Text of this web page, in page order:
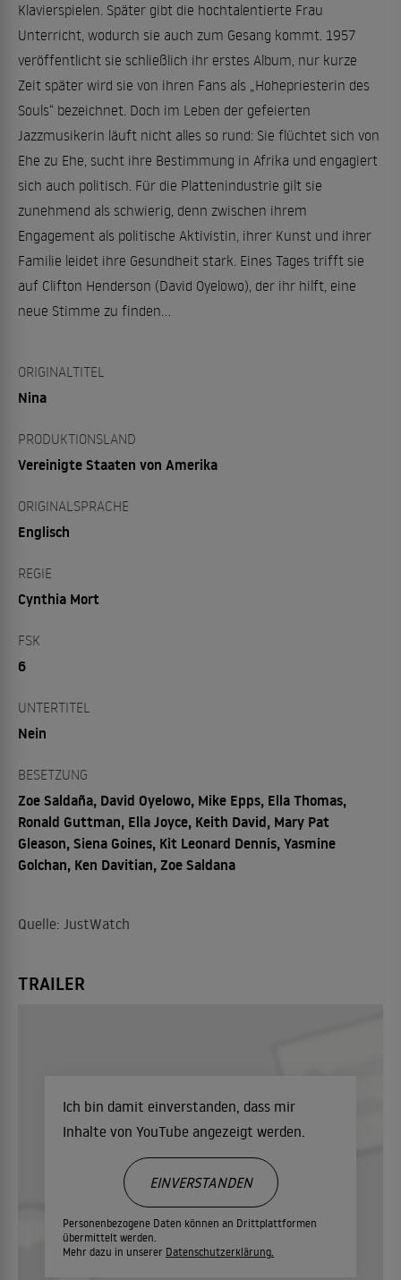
Klavierspielen. Später gibt die hochtalentierte Frau
Unterricht, wodurch sie auch zum Gesang kommt. 1957
veröffentlicht sie schließlich ihr erstes Album, nur kurze
Zeit später wird sie von ihren Fans als „Hohepriesterin des
Souls“ bezeichnet. Doch im Leben der gefeierten
Jazzmusikerin läuft nicht alles so rund: Sie flüchtet sich von
Ehe zu Ehe, sucht ihre Bestimmung in Afrika und engagiert
sich auch politisch. Für die Plattenindustrie gilt sie
zunehmend als schwierig, denn zwischen ihrem
Engagement als politische Aktivistin, ihrer Kunst und ihrer
Familie leidet ihre Gesundheit stark. Eines Tages trifft sie
auf Clifton Henderson (David Oyelowo), der ihr hilft, eine
neue Stimme zu finden…
ORIGINALTITEL
Nina
PRODUKTIONSLAND
Vereinigte Staaten von Amerika
ORIGINALSPRACHE
Englisch
REGIE
Cynthia Mort
FSK
6
UNTERTITEL
Nein
BESETZUNG
Zoe Saldaña, David Oyelowo, Mike Epps, Ella Thomas,
Ronald Guttman, Ella Joyce, Keith David, Mary Pat
Gleason, Siena Goines, Kit Leonard Dennis, Yasmine
Golchan, Ken Davitian, Zoe Saldana
Quelle: JustWatch
TRAILER
Ich bin damit einverstanden, dass mir
Inhalte von YouTube angezeigt werden.
Personenbezogene Daten können an Drittplattformen
übermittelt werden.
Mehr dazu in unserer Datenschutzerklärung.
EINVERSTANDEN